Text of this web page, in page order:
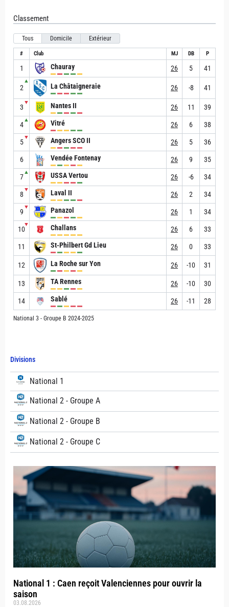
Divisions
National 1
National 2 - Groupe A
National 2 - Groupe B
National 2 - Groupe C
National 1 : Caen reçoit Valenciennes pour ouvrir la
saison
03.08.2026
Classement
Tous Domicile Extérieur
# Club MJ DB P
1 Chauray 26 5 41
2
▲
La Châtaigneraie 26 -8 41
3
▼ Nantes II 26 11 39
4
▲ Vitré 26 6 38
5
▼ Angers SCO II 26 5 36
6 Vendée Fontenay 26 9 35
7
▲ USSA Vertou 26 -6 34
8
▼ Laval II 26 2 34
9
▼ Panazol 26 1 34
10
▼ Challans 26 6 33
11 St-Philbert Gd Lieu 26 0 33
12 La Roche sur Yon 26 -10 31
13 TA Rennes 26 -10 30
14 Sablé 26 -11 28
National 3 - Groupe B 2024-2025